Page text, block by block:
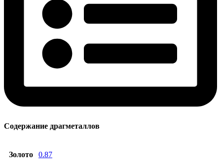
Содержание драгметаллов
Золото 0.87